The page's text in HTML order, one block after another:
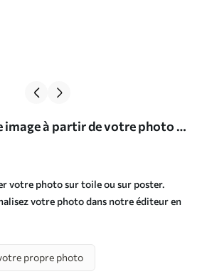
image à partir de votre photo Nr
votre photo sur toile ou sur poster.
votre photo dans notre éditeur en
propre photo